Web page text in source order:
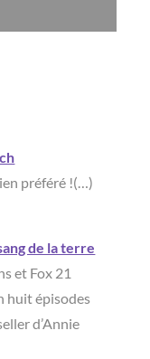
préféré !(…)
de la terre
et Fox 21
huit épisodes
d’Annie